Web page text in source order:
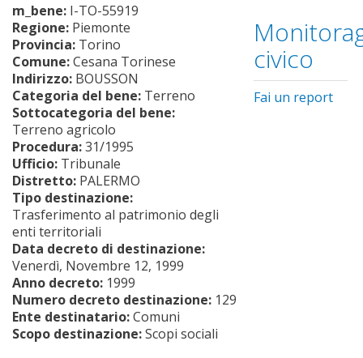
m_bene: I-TO-55919
Regione: Piemonte
Provincia: Torino
Comune:Cesana Torinese
Indirizzo: BOUSSON
Categoria del bene: Terreno
Sottocategoria del bene:
Terreno agricolo
Procedura:31/1995
Ufficio: Tribunale
Distretto: PALERMO
Tipo destinazione:
Trasferimento al patrimonio degli
enti territoriali
Data decreto di destinazione:
Venerdì, Novembre 12, 1999
Anno decreto: 1999
Numero decreto destinazione: 129
Ente destinatario:Comuni
Scopo destinazione:Scopi sociali
civico
Fai un report